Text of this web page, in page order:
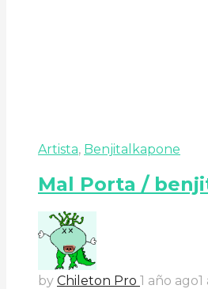
Artista, Benjitalkapone
Mal Porta /
by Chileton Pro 1 año ago